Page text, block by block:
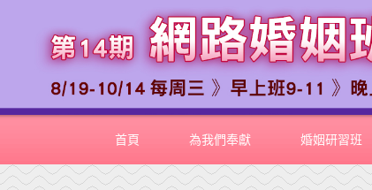
首頁 為我們奉獻 婚姻研習班